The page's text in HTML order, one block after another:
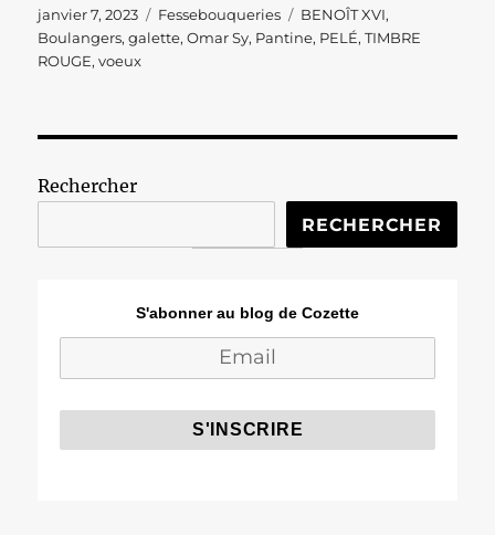
Publié
le
janvier 7, 2023 Catégories
Fessebouqueries Étiquettes
BENOÎT XVI,
Boulangers,galette,Omar Sy, Pantine, PELÉ,TIMBRE
ROUGE,voeux
Rechercher
RECHERCHER
S'abonner au blog de Cozette